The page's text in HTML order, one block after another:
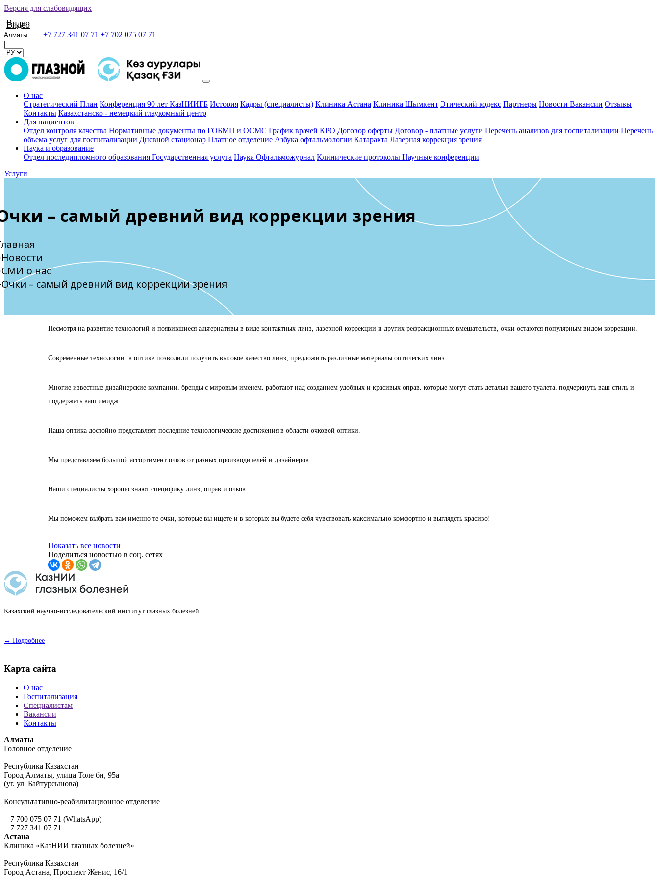
Версия для слабовидящих
Видео
Видео
+7 727 341 07 71 +7 702 075 07 71
|
О нас
Стратегический План Конференция 90 лет КазНИИГБ История Кадры (специалисты) Клиника Астана Клиника Шымкент Этический кодекс Партнеры Новости Вакансии Отзывы
Контакты Казахстанско - немецкий глаукомный центр
Для пациентов
Отдел контроля качества Нормативные документы по ГОБМП и ОСМС График врачей КРО Договор оферты Договор - платные услуги Перечень анализов для госпитализации Перечень
объема услуг для госпитализации Дневной стационар Платное отделение Азбука офтальмологии Катаракта Лазерная коррекция зрения
Наука и образование
Отдел последипломного образования Государственная услуга Наука Офтальможурнал Клинические протоколы Научные конференции
Услуги
– самый древний вид коррекции зрения
Новости
СМИ о нас
Очки – самый древний вид коррекции зрения
Несмотря на развитие технологий и появившиеся альтернативы в виде контактных линз, лазерной коррекции и других рефракционных вмешательств, очки остаются популярным видом коррекции.
Современные технологии в оптике позволили получить высокое качество линз, предложить различные материалы оптических линз.
Многие известные дизайнерские компании, бренды с мировым именем, работают над созданием удобных и красивых оправ, которые могут стать деталью вашего туалета, подчеркнуть ваш стиль и
поддержать ваш имидж.
Наша оптика достойно представляет последние технологические достижения в области очковой оптики.
Мы представляем большой ассортимент очков от разных производителей и дизайнеров.
Наши специалисты хорошо знают специфику линз, оправ и очков.
Мы поможем выбрать вам именно те очки, которые вы ищете и в которых вы будете себя чувствовать максимально комфортно и выглядеть красиво!
Показать все новости
Поделиться новостью в соц. сетях
Казахский научно-исследовательский институт глазных болезней
→ Подробнее
Карта сайта
О нас
Госпитализация
Специалистам
Вакансии
Контакты
Алматы
Головное отделение
Республика Казахстан
Город Алматы, улица Толе би, 95а
(уг. ул. Байтурсынова)
Консультативно-реабилитационное отделение
+ 7 700 075 07 71 (WhatsApp)
+ 7 727 341 07 71
Астана
Клиника «КазНИИ глазных болезней»
Республика Казахстан
Город Астана, Проспект Женис, 16/1